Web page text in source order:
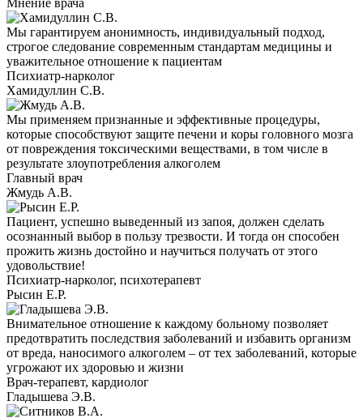
Мнение врача
Мы гарантируем анонимность, индивидуальный подход,
строгое следование современным стандартам медицины и
уважительное отношение к пациентам
Психиатр-нарколог
Хамидуллин С.В.
Мы применяем признанные и эффективные процедуры,
которые способствуют защите печени и коры головного мозга
от повреждения токсическими веществами, в том числе в
результате злоупотребления алкоголем
Главный врач
Жмудь А.В.
Пациент, успешно выведенный из запоя, должен сделать
осознанный выбор в пользу трезвости. И тогда он способен
прожить жизнь достойно и научиться получать от этого
удовольствие!
Психиатр-нарколог, психотерапевт
Рысин Е.Р.
Внимательное отношение к каждому больному позволяет
предотвратить последствия заболеваний и избавить организм
от вреда, наносимого алкоголем – от тех заболеваний, которые
угрожают их здоровью и жизни
Врач-терапевт, кардиолог
Гладышева Э.В.